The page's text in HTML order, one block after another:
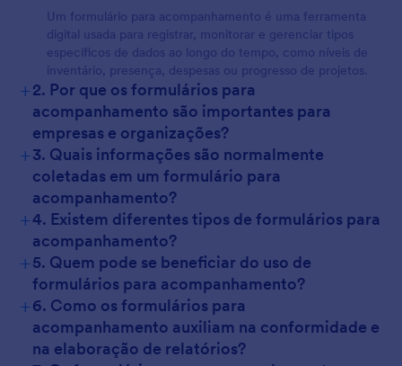
Um formulário para acompanhamento é uma ferramenta
digital usada para registrar, monitorar e gerenciar tipos
específicos de dados ao longo do tempo, como níveis de
inventário, presença, despesas ou progresso de projetos.
+2. Por que os formulários para
acompanhamento são importantes para
empresas e organizações?
+3. Quais informações são normalmente
coletadas em um formulário para
acompanhamento?
+4. Existem diferentes tipos de formulários para
acompanhamento?
+5. Quem pode se beneficiar do uso de
formulários para acompanhamento?
+6. Como os formulários para
acompanhamento auxiliam na conformidade e
na elaboração de relatórios?